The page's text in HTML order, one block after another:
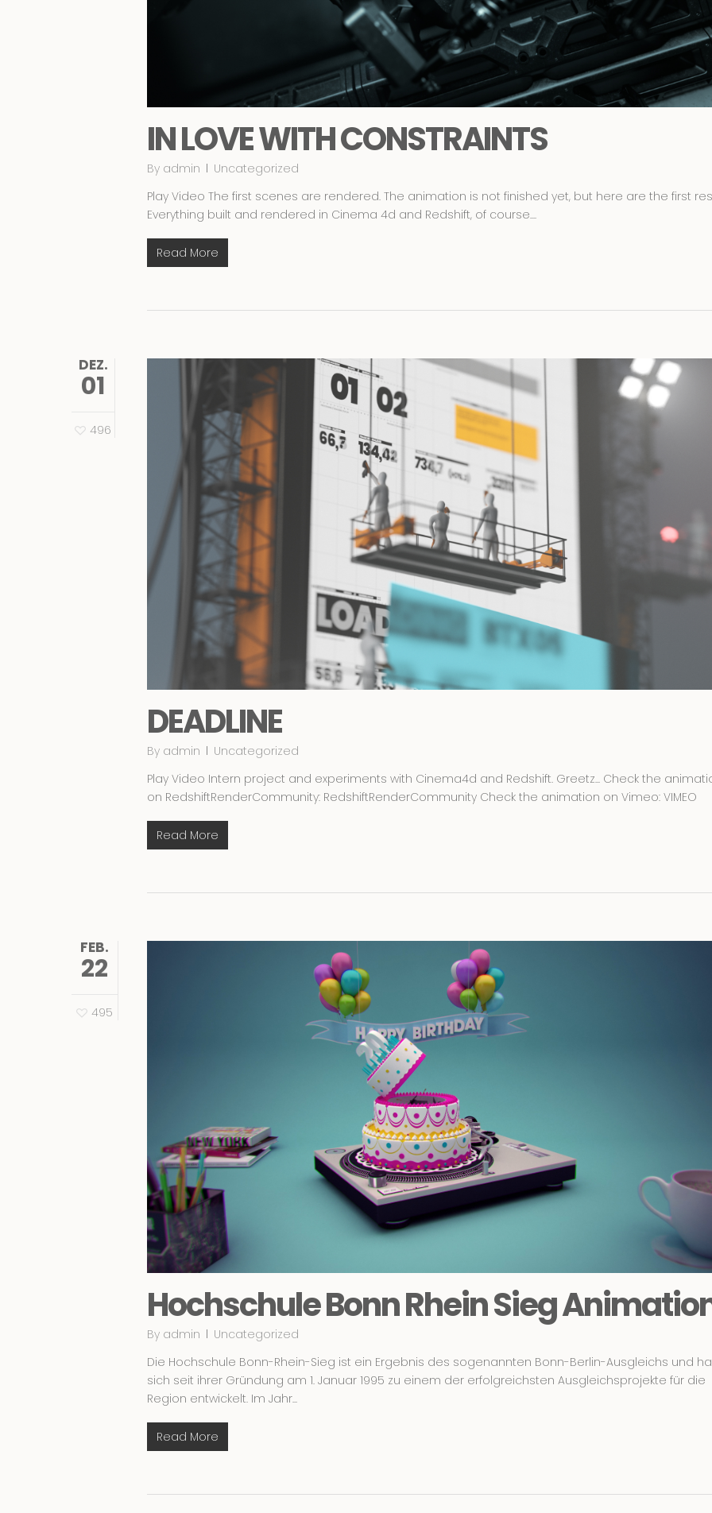
IN LOVE WITH CONSTRAINTS
By admin
Uncategorized
Play Video The first scenes are rendered. The animation is not finished yet, but here are the first
Everything built and rendered in Cinema 4d and Redshift, of course....
Read More
DEZ.
01
496
DEADLINE
By admin
Uncategorized
Play Video Intern project and experiments with Cinema4d and Redshift. Greetz... Check the
on RedshiftRenderCommunity: RedshiftRenderCommunity Check the animation on Vimeo: VIMEO
Read More
FEB.
22
495
Hochschule Bonn Rhein Sieg
By admin
Uncategorized
Die Hochschule Bonn-Rhein-Sieg ist ein Ergebnis des sogenannten Bonn-Berlin-Ausgleichs und
sich seit ihrer Gründung am 1. Januar 1995 zu einem der erfolgreichsten Ausgleichsprojekte für die
Region entwickelt. Im Jahr...
Read More